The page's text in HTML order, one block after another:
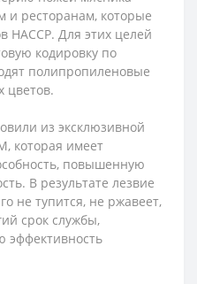
и ресторанам, которые
Для этих целей
кодировку по
полипропиленовые
цветов.
из эксклюзивной
которая имеет
повышенную
В результате лезвие
не тупится, не ржавеет,
срок службы,
эффективность